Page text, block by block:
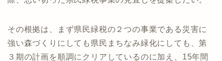
その根拠は、まず県民緑税の２つの事業である災害に
強い森づくりにしても県民まちなみ緑化にしても、第
３期の計画を順調にクリアしているのに加え、15年間